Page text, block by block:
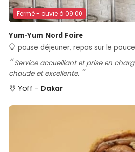
Fermé - ouvre à 09:00
Yum-Yum Nord Foire
pause déjeuner, repas sur le pouce
Service accueillant et prise en charge rapide, nourriture
chaude et excellente.
Yoff - Dakar